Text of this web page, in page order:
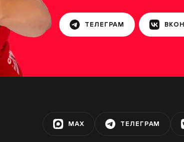
Стан»
Адмирала Руднева
ТЕЛЕГРАМ
MAX ТЕЛЕГРАМ